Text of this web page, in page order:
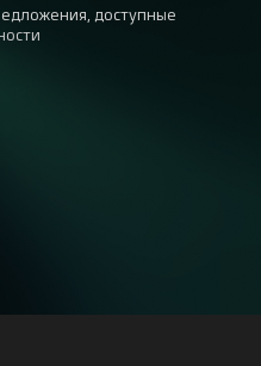
доступные